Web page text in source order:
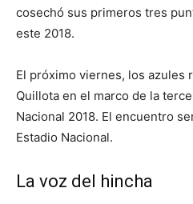
cosechó sus primeros tres
este 2018.
El próximo viernes, los azules
Quillota en el marco de la
Nacional 2018. El encuentro
Estadio Nacional.
La voz del hincha